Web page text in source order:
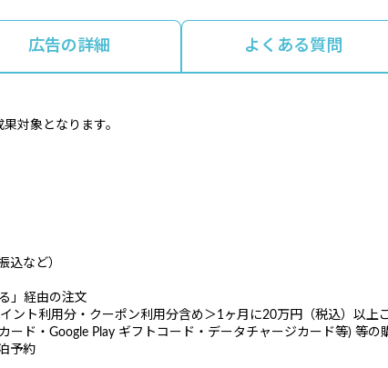
広告の詳細 よくある質問
対象となります。
込など）
」経由の注文
ント利用分・クーポン利用分含め＞1ヶ月に20万円（税込）以上
ード・Google Play ギフトコード・データチャージカード等) 等の
予約